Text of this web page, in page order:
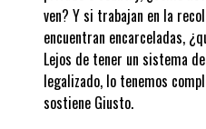
ven? Y si trabajan en la
encuentran encarceladas,
Lejos de tener un sistema
legalizado, lo tenemos
sostiene Giusto.